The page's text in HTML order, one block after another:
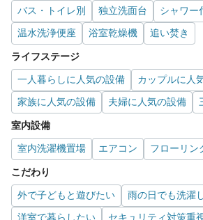
バス・トイレ別 独立洗面台
シャワー
温水洗浄便座
浴室乾燥機 追い焚き
ライフステージ
一人暮らしに人気の設備
カップルに人
家族に人気の設備
夫婦に人気の設備
室内設備
室内洗濯機置場 エアコン フローリン
こだわり
外で子どもと遊びたい
雨の日でも洗濯
洋室で暮らしたい
セキュリティ対策重